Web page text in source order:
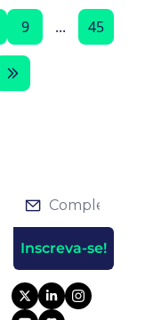
9 ... 45
Inscreva-se!